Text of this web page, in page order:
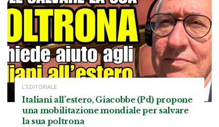
L’EDITORIALE
Italiani all’estero, Giacobbe (Pd) propone
una mobilitazione mondiale per salvare
la sua poltrona